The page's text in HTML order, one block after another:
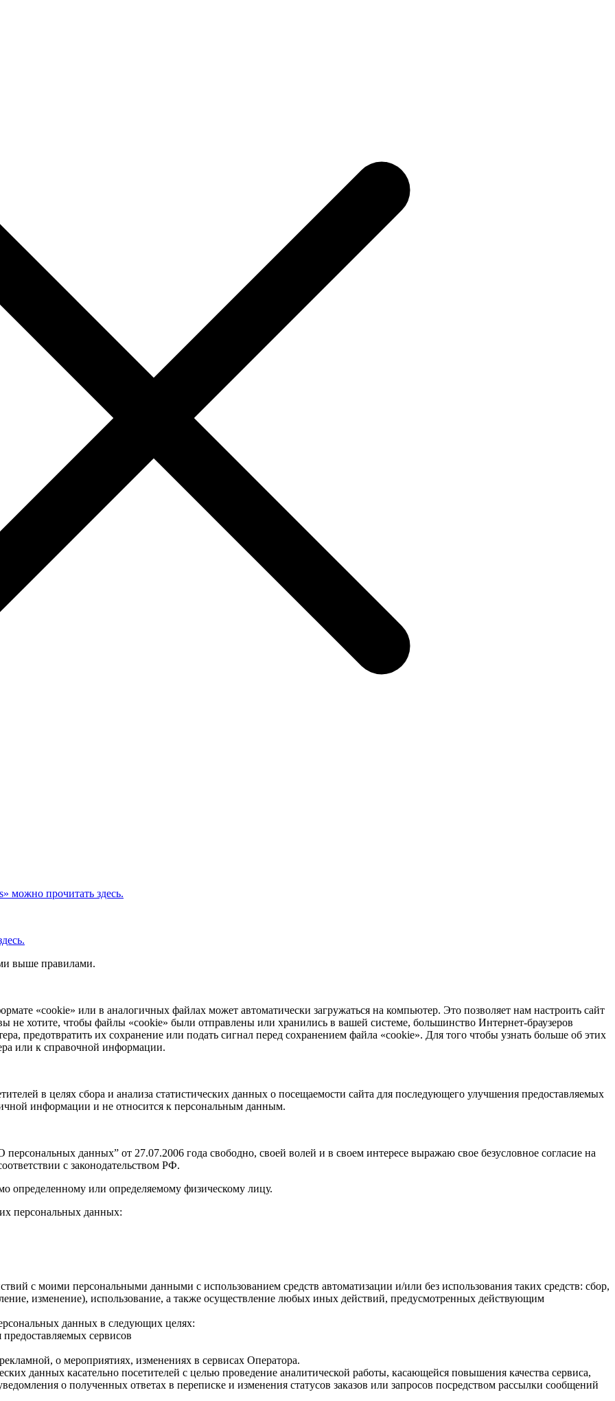
можно прочитать здесь.
выше правилами.
«cookie» или в аналогичных файлах может автоматически загружаться на компьютер. Это позволяет нам настроить сайт
не хотите, чтобы файлы «cookie» были отправлены или хранились в вашей системе, большинство Интернет-браузеров
предотвратить их сохранение или подать сигнал перед сохранением файла «cookie». Для того чтобы узнать больше об этих
или к справочной информации.
в целях сбора и анализа статистических данных о посещаемости сайта для последующего улучшения предоставляемых
информации и не относится к персональным данным.
данных” от 27.07.2006 года свободно, своей волей и в своем интересе выражаю свое безусловное согласие на
с законодательством РФ.
определенному или определяемому физическому лицу.
персональных данных:
с моими персональными данными с использованием средств автоматизации и/или без использования таких средств: сбор,
изменение), использование, а также осуществление любых иных действий, предусмотренных действующим
данных в следующих целях:
сервисов
о мероприятиях, изменениях в сервисах Оператора.
данных касательно посетителей с целью проведение аналитической работы, касающейся повышения качества сервиса,
о полученных ответах в переписке и изменения статусов заказов или запросов посредством рассылки сообщений